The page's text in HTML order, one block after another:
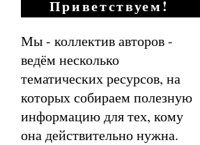
Приветствуем!
Мы - коллектив авторов -
ведём несколько
тематических ресурсов, на
которых собираем полезную
информацию для тех, кому
она действительно нужна.